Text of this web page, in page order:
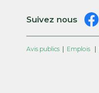
Suivez nous
Avis publics| Emplois|